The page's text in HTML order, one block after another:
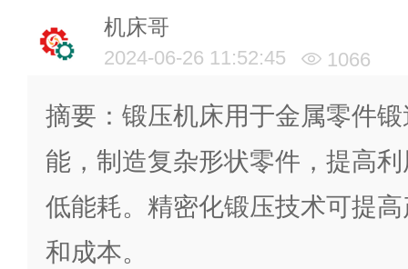
机床哥
2024-06-26 11:52:45 1066
摘要：锻压机床用于金属零件
能，制造复杂形状零件，提高
低能耗。精密化锻压技术可提
和成本。